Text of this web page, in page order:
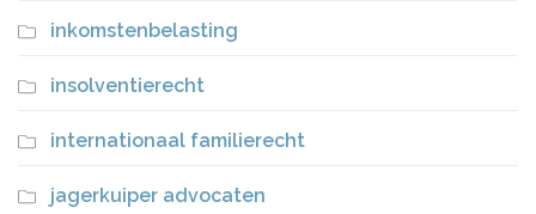
inkomstenbelasting
insolventierecht
internationaal familierecht
jagerkuiper advocaten